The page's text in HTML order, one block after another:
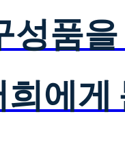
성품
에게